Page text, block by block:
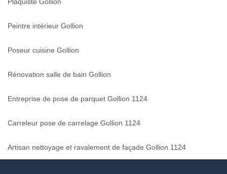
Plaquiste Gollion
Peintre intérieur Gollion
Poseur cuisine Gollion
Rénovation salle de bain Gollion
Entreprise de pose de parquet Gollion 1124
Carreleur pose de carrelage Gollion 1124
Artisan nettoyage et ravalement de façade Gollion 1124